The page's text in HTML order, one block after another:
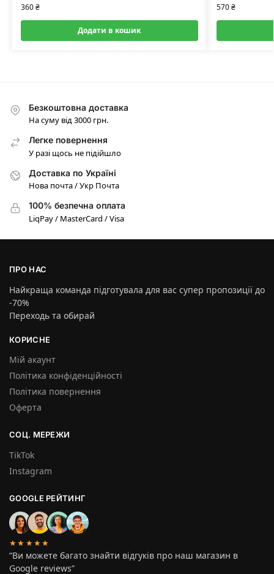
360₴
Додати в кошик
570₴
Безкоштовна доставка
На суму від 3000 грн.
Легке повернення
У разі щось не підійшло
Доставка по Україні
Нова почта / Укр Почта
100% безпечна оплата
LiqPay / MasterCard / Visa
ПРО НАС
Найкраща команда підготувала для вас супер пропозиції до
-70%
Переходь та обирай
КОРИСНЕ
Мій акаунт
Політика конфіденційності
Політика повернення
Оферта
СОЦ. МЕРЕЖИ
TikTok
Instagram
GOOGLE РЕЙТИНГ
★★★★★
“Ви можете багато знайти відгуків про наш магазин в
Google reviews”